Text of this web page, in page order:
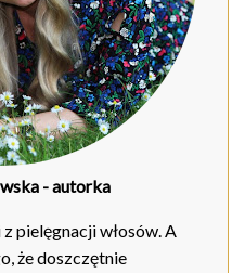
- autorka
pielęgnacji włosów. A
że doszczętnie